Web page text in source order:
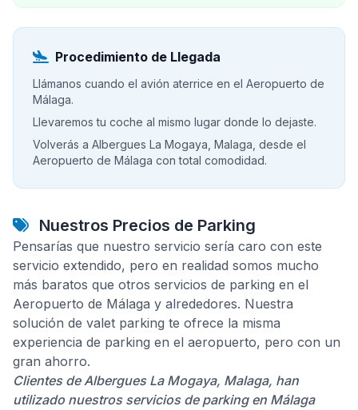
Procedimiento de Llegada
Llámanos cuando el avión aterrice en el Aeropuerto de
Málaga.
Llevaremos tu coche al mismo lugar donde lo dejaste.
Volverás a Albergues La Mogaya, Malaga, desde el
Aeropuerto de Málaga con total comodidad.
Nuestros Precios de Parking
Pensarías que nuestro servicio sería caro con este
servicio extendido, pero en realidad somos mucho
más baratos que otros servicios de parking en el
Aeropuerto de Málaga y alrededores. Nuestra
solución de valet parking te ofrece la misma
experiencia de parking en el aeropuerto, pero con un
gran ahorro.
Clientes de Albergues La Mogaya, Malaga, han
utilizado nuestros servicios de parking en Málaga